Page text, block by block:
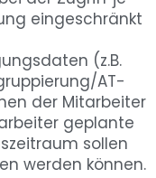
eingeschränkt
(z.B.
AT-
der Mitarbeiter
geplante
sollen
werden können.